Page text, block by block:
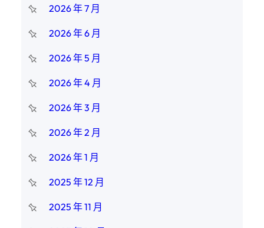
2026 年 7 月
2026 年 6 月
2026 年 5 月
2026 年 4 月
2026 年 3 月
2026 年 2 月
2026 年 1 月
2025 年 12 月
2025 年 11 月